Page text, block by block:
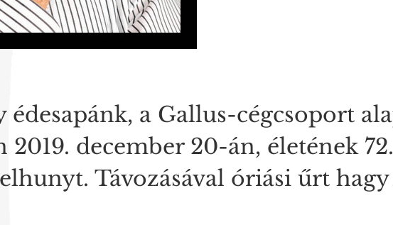
a Gallus-cégcsoport
2019. december 20-án, életének
Távozásával óriási űrt